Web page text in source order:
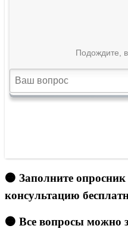
🟠 Заполните
консультацию
🟠 Все вопросы можно